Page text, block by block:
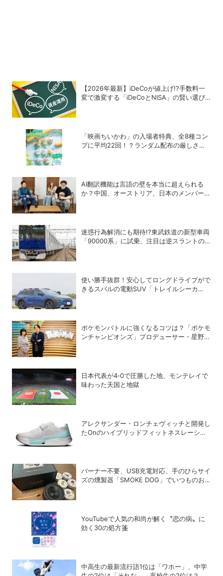
【2026年最新】iDeCoが値上げ!?手数料一
変で激変する「iDeCoとNISA」の賢い選び
「映画ちいかわ」の入場者特典、全8種コン
プに平均22回！？ランダム配布の厳しさに
AI翻訳機能は言語の壁を本当に超えられる
か？中国、オーストリア、日本のメンバーで
迷惑行為解消にも期待!?東武鉄道の新型車両
「90000系」に試乗、注目は逆スラントの
使い勝手抜群！安心してロングドライブがで
きるスバルの電動SUV「トレイルシーカ
ポケモンバトルに強くなるコツは？「ポケモ
ンチャンピオンズ」プロデューサー・星野正
日本代表が4‐0で圧勝した地、モンテレイで
味わった天国と地獄
アレクサンダー・ロンチェヴィッチと開発し
たOnのハイブリッドフィットネスレーシン
バーナー不要、USB充電対応、手のひらサイ
ズの燻製器「SMOKE DOG」でいつものお
YouTubeで人気の和尚が解く〝恋の病〟に
効く30の処方箋
中高生の最新流行語1位は「ワホー」、中学